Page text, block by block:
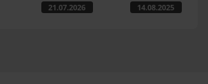
21.07.2026 14.08.2025